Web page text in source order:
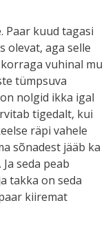
Paar kuud tagasi
olevat, aga selle
vuhinal mu
tümpsuva
nolgid ikka igal
tigedalt, kui
räpi vahele
sõnadest jääb ka
seda peab
takka on seda
kiiremat